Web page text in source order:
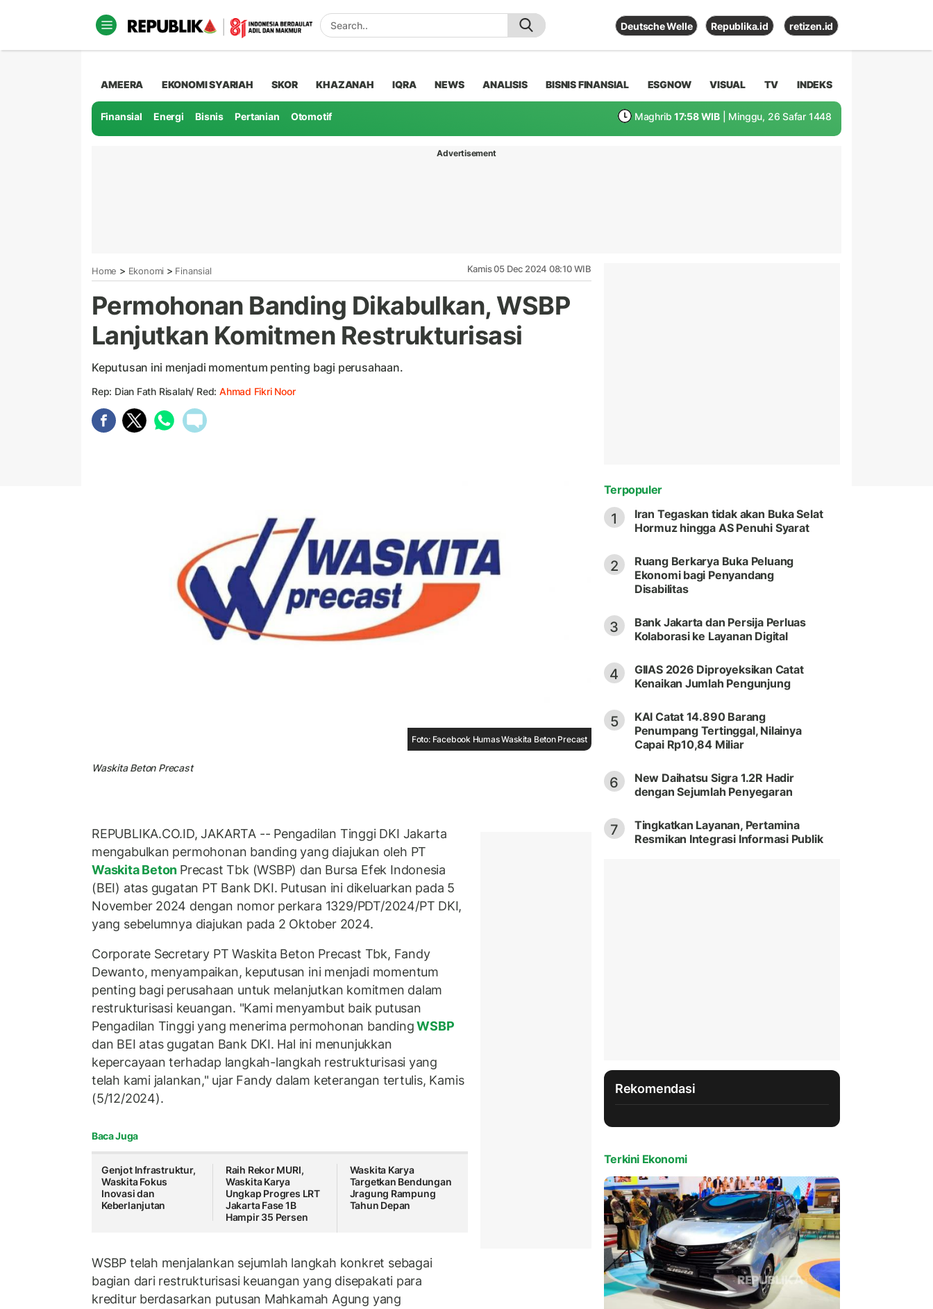
Deutsche Welle Republika.id retizen.id
AMEERA EKONOMI SYARIAH SKOR KHAZANAH IQRA NEWS ANALISIS BISNIS FINANSIAL ESGNOW VISUAL TV INDEKS
Finansial Energi Bisnis Pertanian Otomotif Maghrib 17:58 WIB | Minggu, 26 Safar 1448
Advertisement
Home > Ekonomi > Finansial Kamis 05 Dec 2024 08:10 WIB
Permohonan Banding Dikabulkan, WSBP
Lanjutkan Komitmen Restrukturisasi
Keputusan ini menjadi momentum penting bagi perusahaan.
Rep: Dian Fath Risalah/ Red: Ahmad Fikri Noor
Foto: Facebook Humas Waskita Beton Precast
Waskita Beton Precast
REPUBLIKA.CO.ID, JAKARTA -- Pengadilan Tinggi DKI Jakarta
mengabulkan permohonan banding yang diajukan oleh PT
Waskita Beton Precast Tbk (WSBP) dan Bursa Efek Indonesia
(BEI) atas gugatan PT Bank DKI. Putusan ini dikeluarkan pada 5
November 2024 dengan nomor perkara 1329/PDT/2024/PT DKI,
yang sebelumnya diajukan pada 2 Oktober 2024.
Corporate Secretary PT Waskita Beton Precast Tbk, Fandy
Dewanto, menyampaikan, keputusan ini menjadi momentum
penting bagi perusahaan untuk melanjutkan komitmen dalam
restrukturisasi keuangan. "Kami menyambut baik putusan
Pengadilan Tinggi yang menerima permohonan bandingWSBP
dan BEI atas gugatan Bank DKI. Hal ini menunjukkan
kepercayaan terhadap langkah-langkah restrukturisasi yang
telah kami jalankan," ujar Fandy dalam keterangan tertulis, Kamis
(5/12/2024).
Baca Juga
Genjot Infrastruktur,
Waskita Fokus
Inovasi dan
Keberlanjutan
Raih Rekor MURI,
Waskita Karya
Ungkap Progres LRT
Jakarta Fase 1B
Hampir 35 Persen
Waskita Karya
Targetkan Bendungan
Jragung Rampung
Tahun Depan
WSBP telah menjalankan sejumlah langkah konkret sebagai
bagian dari restrukturisasi keuangan yang disepakati para
kreditur berdasarkan putusan Mahkamah Agung yang
Terpopuler
1
Iran Tegaskan tidak akan Buka Selat
Hormuz hingga AS Penuhi Syarat
2
Ruang Berkarya Buka Peluang
Ekonomi bagi Penyandang
Disabilitas
3
Bank Jakarta dan Persija Perluas
Kolaborasi ke Layanan Digital
4
GIIAS 2026 Diproyeksikan Catat
Kenaikan Jumlah Pengunjung
5
KAI Catat 14.890 Barang
Penumpang Tertinggal, Nilainya
Capai Rp10,84 Miliar
6
New Daihatsu Sigra 1.2R Hadir
dengan Sejumlah Penyegaran
7
Tingkatkan Layanan, Pertamina
Resmikan Integrasi Informasi Publik
Rekomendasi
Terkini Ekonomi